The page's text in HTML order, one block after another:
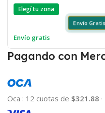
Elegí tu zona
Envío
Envío gratis
Pagando con
Oca : 12 cuotas de $321.88 ·